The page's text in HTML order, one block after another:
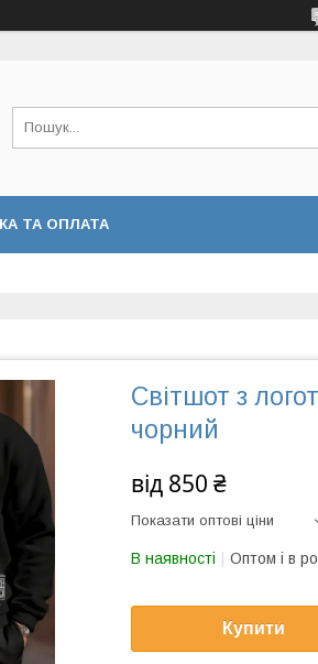
ТА ОПЛАТА
Світшот з
чорний
від 850 ₴
Показати оптові ціни
В наявності Оптом і в
Купити